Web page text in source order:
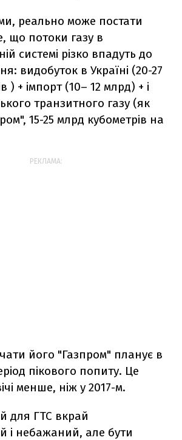
реально може постати
що потоки газу в
системі різко впадуть до
видобуток в Україні (20-27
) + імпорт (10– 12 млрд) + і
транзитного газу (як
15-25 млрд кубометрів на
РЕКЛАМА:
його "Газпром" планує в
пікового попиту. Це
менше, ніж у 2017-м.
для ГТС вкрай
і небажаний, але бути